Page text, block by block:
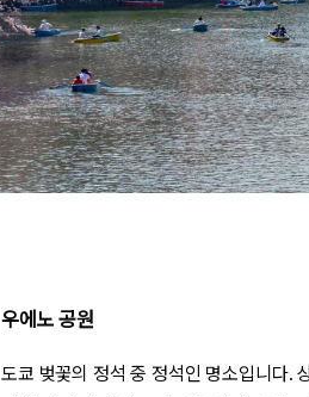
우에노 공원
도쿄 벚꽃의 정석 중 정석인 명소입니다.